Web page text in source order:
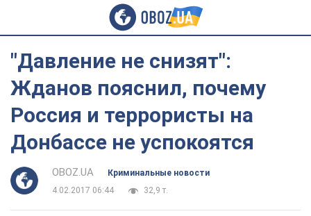
"Давление не снизят":
Жданов пояснил, почему
Россия и террористы на
Донбассе не успокоятся
OBOZ.UA
Криминальные новости
4.02.2017 06:44
32,9 т.